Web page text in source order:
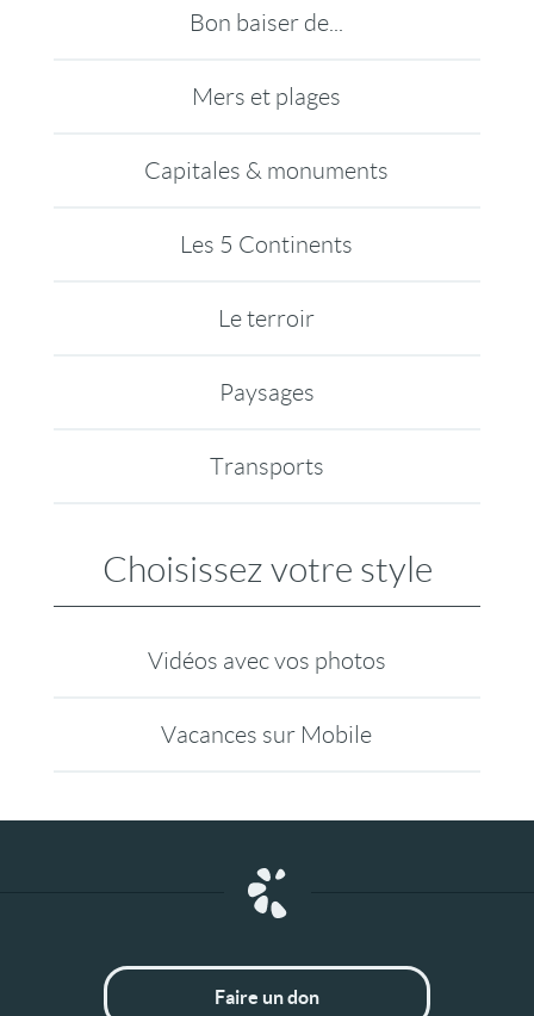
Bon baiser de...
Mers et plages
Capitales & monuments
Les 5 Continents
Le terroir
Paysages
Transports
Choisissez votre style
Vidéos avec vos photos
Vacances sur Mobile
Faire un don